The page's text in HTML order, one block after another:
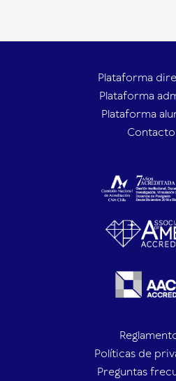
Plataforma
Plataforma
Plataforma
Contacto
Políticas de
Preguntas